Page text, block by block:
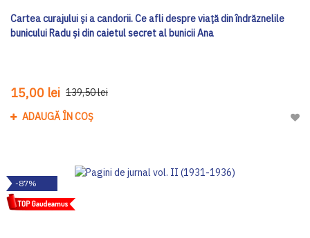
Cartea curajului și a candorii. Ce afli despre viață din îndrăznelile
bunicului Radu și din caietul secret al bunicii Ana
15,00 lei 139,50 lei
ADAUGĂ ÎN COȘ
-87%